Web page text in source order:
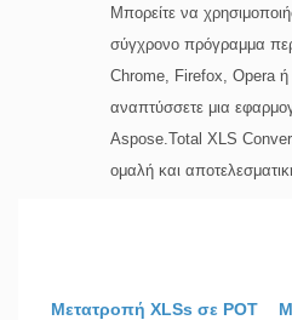
Μπορείτε να
σύγχρονο πρόγραμμα
Chrome, Firefox, Opera
αναπτύσσετε μια
Aspose.Total XLS
ομαλή και
Μετατροπή XLSs σε POT